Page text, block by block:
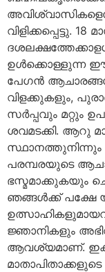
വിളിക്കപ്പെട്ടു.
ഉള്‍ക്കൊള്ളുന്ന ഈ
പേഗന്‍
വിളക്കുകളും,
സര്‍പ്പവും മറ്റും
ശവമടക്കി. ആറു
സ്ഥാനത്തുനിന്നും
പരമ്പരയുടെ
ഭസ്മമാക്കുകയും
ഞങ്ങള്‍ക്ക്
ജ്ഞാനികളും
ആവശ്യമാണ്.